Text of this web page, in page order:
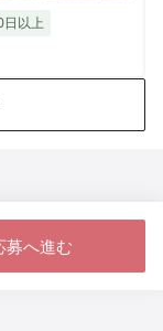
以上
募へ進む